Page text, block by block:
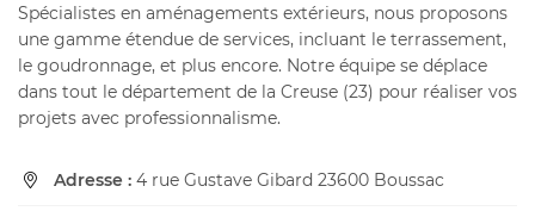
En cochant cette case, vous consentez à recevoir nos propositions
commerciales à l'adresse email indiqué ci-dessus. Vous pouvez vous désinscrire
INSCRIPTION
Spécialistes en aménagements extérieurs, nous proposons
une gamme étendue de services, incluant le terrassement,
le goudronnage, et plus encore. Notre équipe se déplace
dans tout le département de la Creuse (23) pour réaliser vos
projets avec professionnalisme.
 Adresse : 4 rue Gustave Gibard 23600 Boussac